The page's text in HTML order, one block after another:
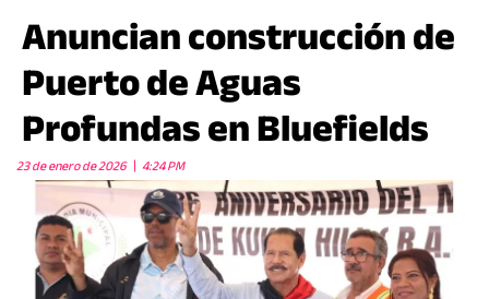
Anuncian construcción de
Puerto de Aguas
Profundas en Bluefields
23 de enero de 2026 4:24 PM